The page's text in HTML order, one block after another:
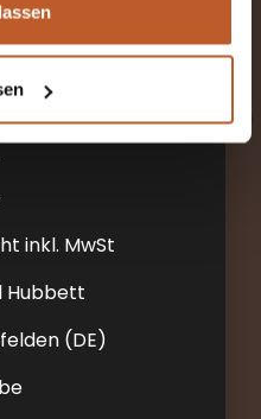
inkl. MwSt
Hubbett
(DE)